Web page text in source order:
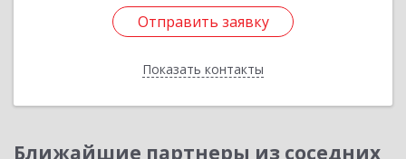
Отправить заявку
Показать контакты
Отправить заявку
Назад
Ближайшие партнеры из соседних